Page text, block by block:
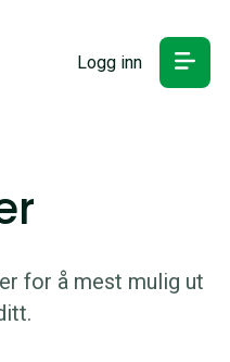
Logg inn
for å mest mulig ut